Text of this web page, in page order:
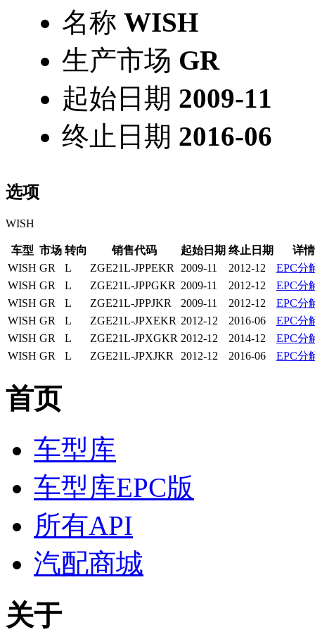
名称 WISH
生产市场 GR
起始日期 2009-11
终止日期 2016-06
选项
WISH
车型 市场 转向 销售代码 起始日期 终止日期
详情
WISH GR L ZGE21L-JPPEKR 2009-11 2012-12
EPC分
WISH GR L ZGE21L-JPPGKR 2009-11 2012-12
EPC分
WISH GR L ZGE21L-JPPJKR 2009-11 2012-12
EPC分
WISH GR L ZGE21L-JPXEKR 2012-12 2016-06
EPC分
WISH GR L ZGE21L-JPXGKR 2012-12 2014-12
EPC分
WISH GR L ZGE21L-JPXJKR 2012-12 2016-06 EPC分
首页
车型库
车型库EPC版
所有API
汽配商城
关于